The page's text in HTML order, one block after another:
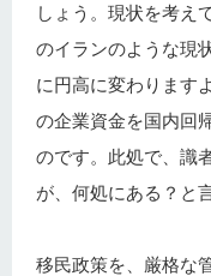
しょう。現状を考え
のイランのような現
に円高に変わります
の企業資金を国内回
のです。此処で、識
が、何処にある？と
移民政策を、厳格な